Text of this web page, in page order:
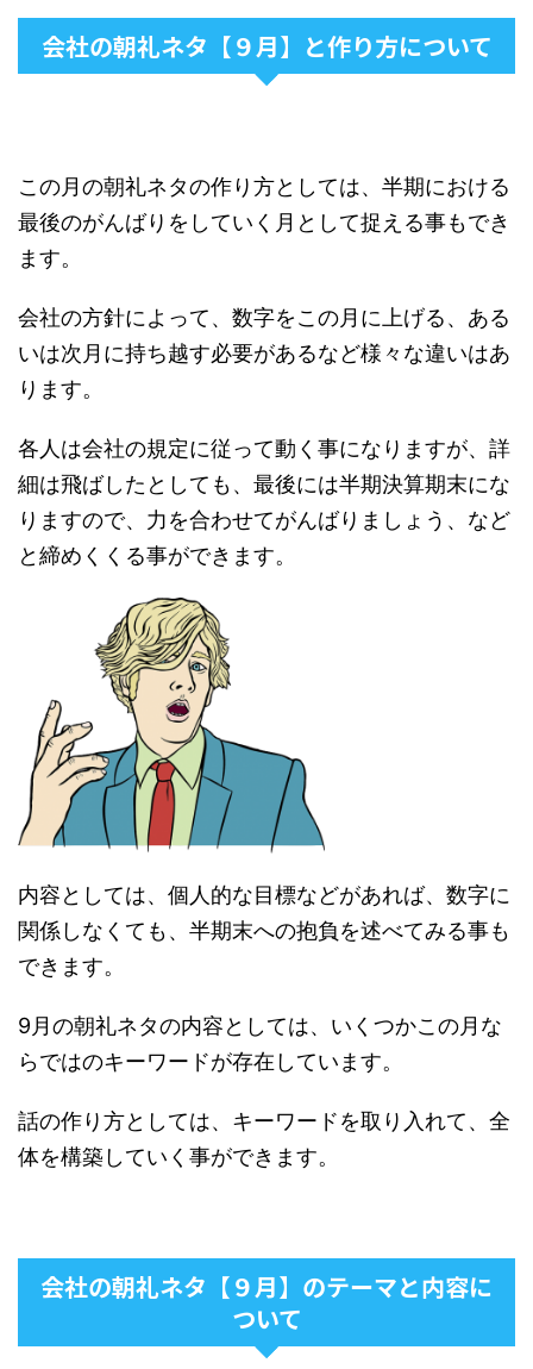
会社の朝礼ネタ【９月】と作り方について
この月の朝礼ネタの作り方としては、半期における
最後のがんばりをしていく月として捉える事もでき
ます。
会社の方針によって、数字をこの月に上げる、ある
いは次月に持ち越す必要があるなど様々な違いはあ
ります。
各人は会社の規定に従って動く事になりますが、詳
細は飛ばしたとしても、最後には半期決算期末にな
りますので、力を合わせてがんばりましょう、など
と締めくくる事ができます。
内容としては、個人的な目標などがあれば、数字に
関係しなくても、半期末への抱負を述べてみる事も
できます。
9月の朝礼ネタの内容としては、いくつかこの月な
らではのキーワードが存在しています。
話の作り方としては、キーワードを取り入れて、全
体を構築していく事ができます。
会社の朝礼ネタ【９月】のテーマと内容に
ついて